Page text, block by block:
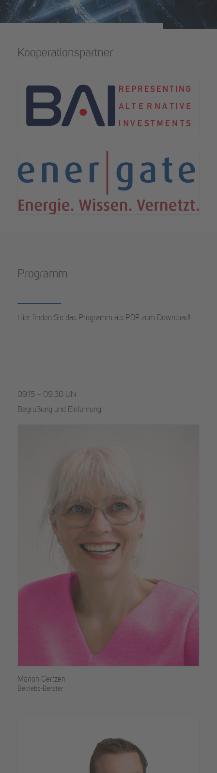
Kooperationspartner
Programm
Hier finden Sie das Programm als PDF zum Download!
09.15 – 09.30 Uhr
Begrüßung und Einführung
Marion Gertzen
Betriebs-Berater